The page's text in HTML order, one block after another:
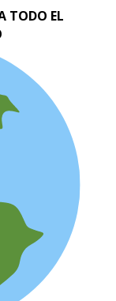
TODO EL